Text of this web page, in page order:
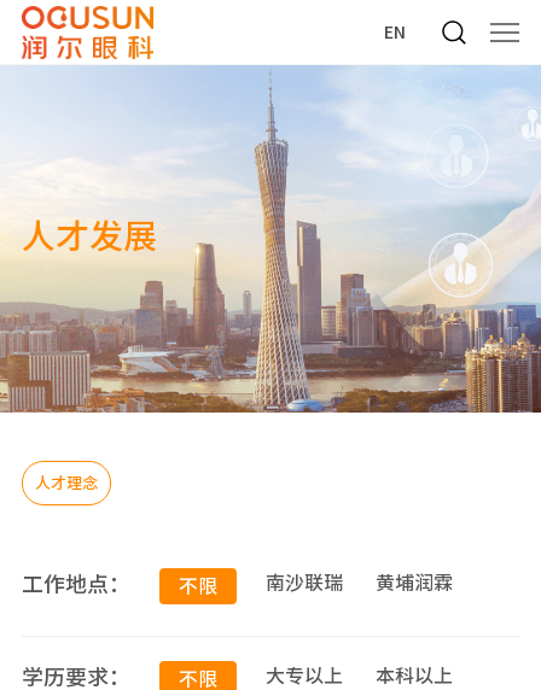
EN
人才发展
人才理念
工作地点： 不限 南沙联瑞 黄埔润霖
学历要求： 不限 大专以上
本科以上